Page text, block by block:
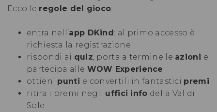
Ecco le regole del gioco:
entra nell’app DKind: al primo accesso è
richiesta la registrazione
rispondi ai quiz , porta a termine le azioni e
partecipa alle WOW Experience
ottieni punti e convertili in fantastici premi
ritira i premi negli uffici info della Val di
Sole